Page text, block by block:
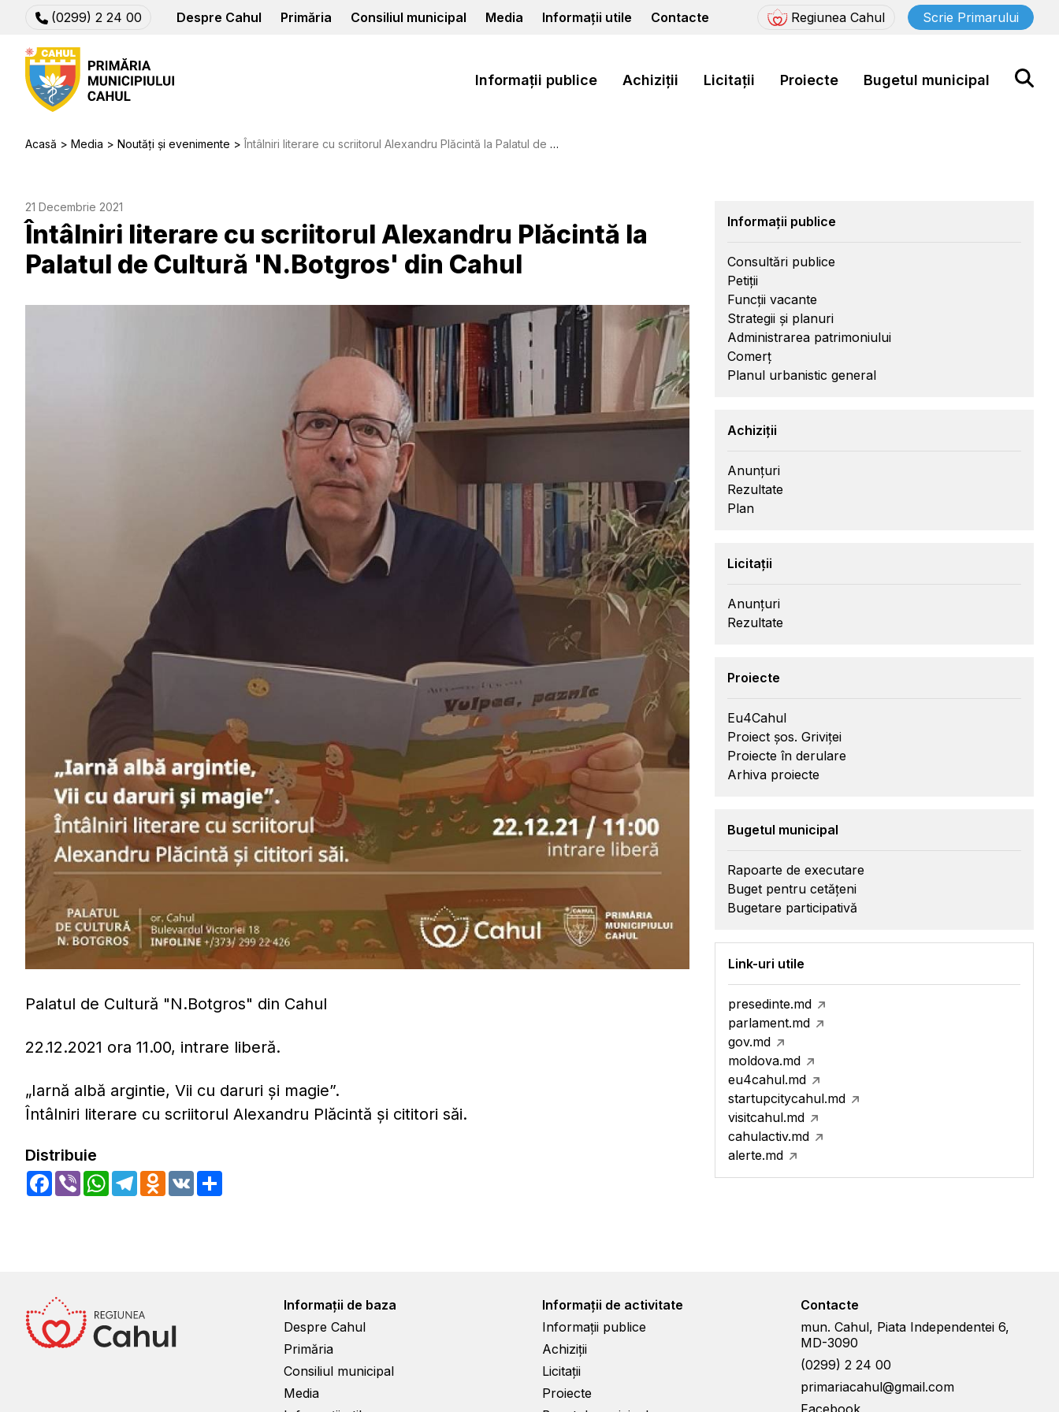
(0299) 2 24 00 Despre Cahul Primăria Consiliul municipal Media Informații utile Contacte Regiunea Cahul Scrie Primarului
Informații publice Achiziții Licitații Proiecte Bugetul municipal
Acasă Media Noutăți și evenimente Întâlniri literare cu scriitorul Alexandru Plăcintă la Palatul de Cultură 'N.Botgros' din Cahul
21 Decembrie 2021
Întâlniri literare cu scriitorul Alexandru Plăcintă la
Palatul de Cultură 'N.Botgros' din Cahul
Palatul de Cultură "N.Botgros" din Cahul
22.12.2021 ora 11.00, intrare liberă.
„Iarnă albă argintie, Vii cu daruri și magie”.
Întâlniri literare cu scriitorul Alexandru Plăcintă și cititori săi.
Distribuie
Facebook
Viber WhatsApp
TelegramOdnoklassniki
VK
Informații publice
Consultări publice
Petiții
Funcții vacante
Strategii și planuri
Administrarea patrimoniului
Comerț
Planul urbanistic general
Achiziții
Anunțuri
Rezultate
Plan
Licitații
Anunțuri
Rezultate
Proiecte
Eu4Cahul
Proiect șos. Griviței
Proiecte în derulare
Arhiva proiecte
Bugetul municipal
Rapoarte de executare
Buget pentru cetățeni
Bugetare participativă
Link-uri utile
presedinte.md
parlament.md
gov.md
moldova.md
eu4cahul.md
startupcitycahul.md
visitcahul.md
cahulactiv.md
alerte.md
Informații de baza
Despre Cahul
Primăria
Consiliul municipal
Media
Informații de activitate
Informații publice
Achiziții
Licitații
Proiecte
Contacte
mun. Cahul, Piata Independentei 6,
MD-3090
(0299) 2 24 00
primariacahul@gmail.com
Facebook